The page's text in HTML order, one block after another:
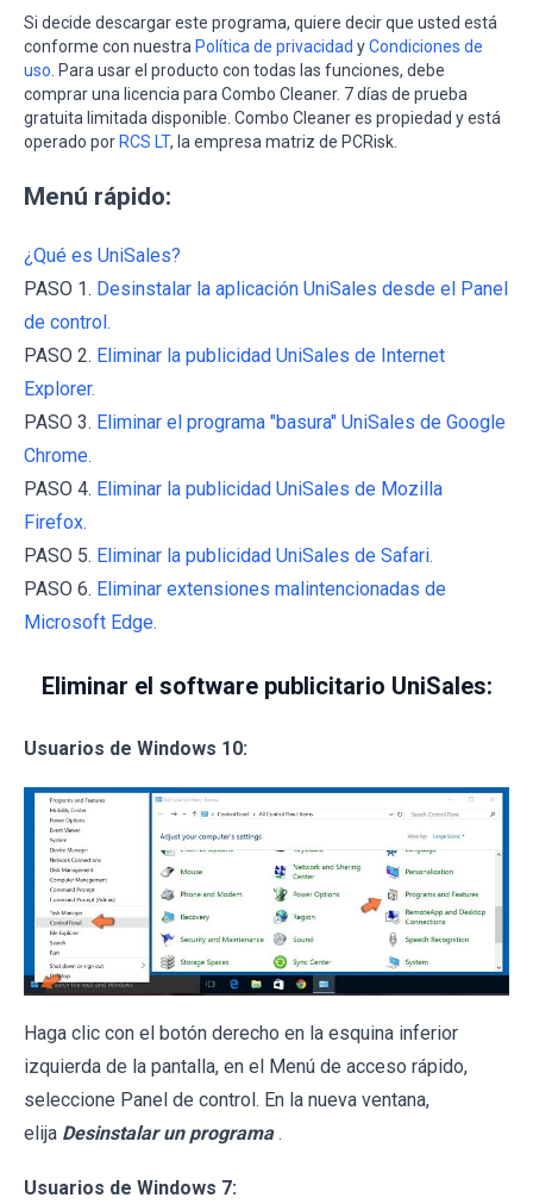
Si decide descargar este programa, quiere decir que usted está
conforme con nuestra Política de privacidad yCondiciones de
uso. Para usar el producto con todas las funciones, debe
comprar una licencia para Combo Cleaner. 7 días de prueba
gratuita limitada disponible. Combo Cleaner es propiedad y está
operado por RCS LT, la empresa matriz de PCRisk.
Menú rápido:
¿Qué es UniSales?
PASO 1. Desinstalar la aplicación UniSales desde el Panel
de control.
PASO 2. Eliminar la publicidad UniSales de Internet
Explorer.
PASO 3. Eliminar el programa "basura" UniSales de Google
Chrome.
PASO 4. Eliminar la publicidad UniSales de Mozilla
Firefox.
PASO 5. Eliminar la publicidad UniSales de Safari.
PASO 6. Eliminar extensiones malintencionadas de
Microsoft Edge.
Eliminar el software publicitario UniSales:
Usuarios de Windows 10:
Haga clic con el botón derecho en la esquina inferior
izquierda de la pantalla, en el Menú de acceso rápido,
seleccione Panel de control. En la nueva ventana,
elija Desinstalar un programa .
Usuarios de Windows 7: